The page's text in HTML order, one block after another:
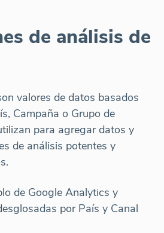
de análisis de
valores de datos basados
Campaña o Grupo de
para agregar datos y
de análisis potentes y
de Google Analytics y
por País y Canal